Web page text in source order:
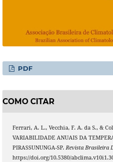
PDF
COMO CITAR
Ferrari, A. L., Vecchia, F. A. da S., &
VARIABILIDADE ANUAIS DA
PIRASSUNUNGA-SP. Revista Brasileira
https://doi.org/10.5380/